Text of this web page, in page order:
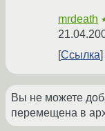
mrdeath
Ссылка
Вы не можете
перемещена в